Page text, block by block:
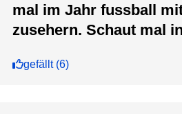
mal im Jahr fussball
zusehern. Schaut mal
gefällt(6)